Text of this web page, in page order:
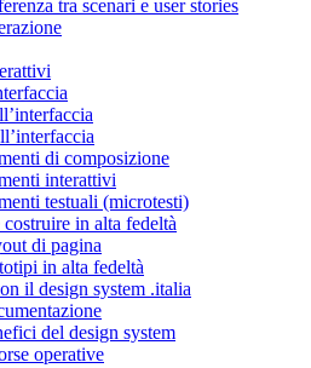
tra scenari e user stories
di composizione
interattivi
testuali (microtesti)
in alta fedeltà
di pagina
in alta fedeltà
il design system .italia
del design system
operative